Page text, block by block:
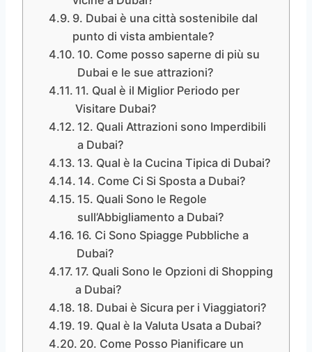
9. Dubai è una città sostenibile dal
punto di vista ambientale?
10. Come posso saperne di più su
Dubai e le sue attrazioni?
11. Qual è il Miglior Periodo per
Visitare Dubai?
12. Quali Attrazioni sono Imperdibili
a Dubai?
13. Qual è la Cucina Tipica di Dubai?
14. Come Ci Si Sposta a Dubai?
15. Quali Sono le Regole
sull’Abbigliamento a Dubai?
16. Ci Sono Spiagge Pubbliche a
Dubai?
17. Quali Sono le Opzioni di Shopping
a Dubai?
18. Dubai è Sicura per i Viaggiatori?
19. Qual è la Valuta Usata a Dubai?
20. Come Posso Pianificare un